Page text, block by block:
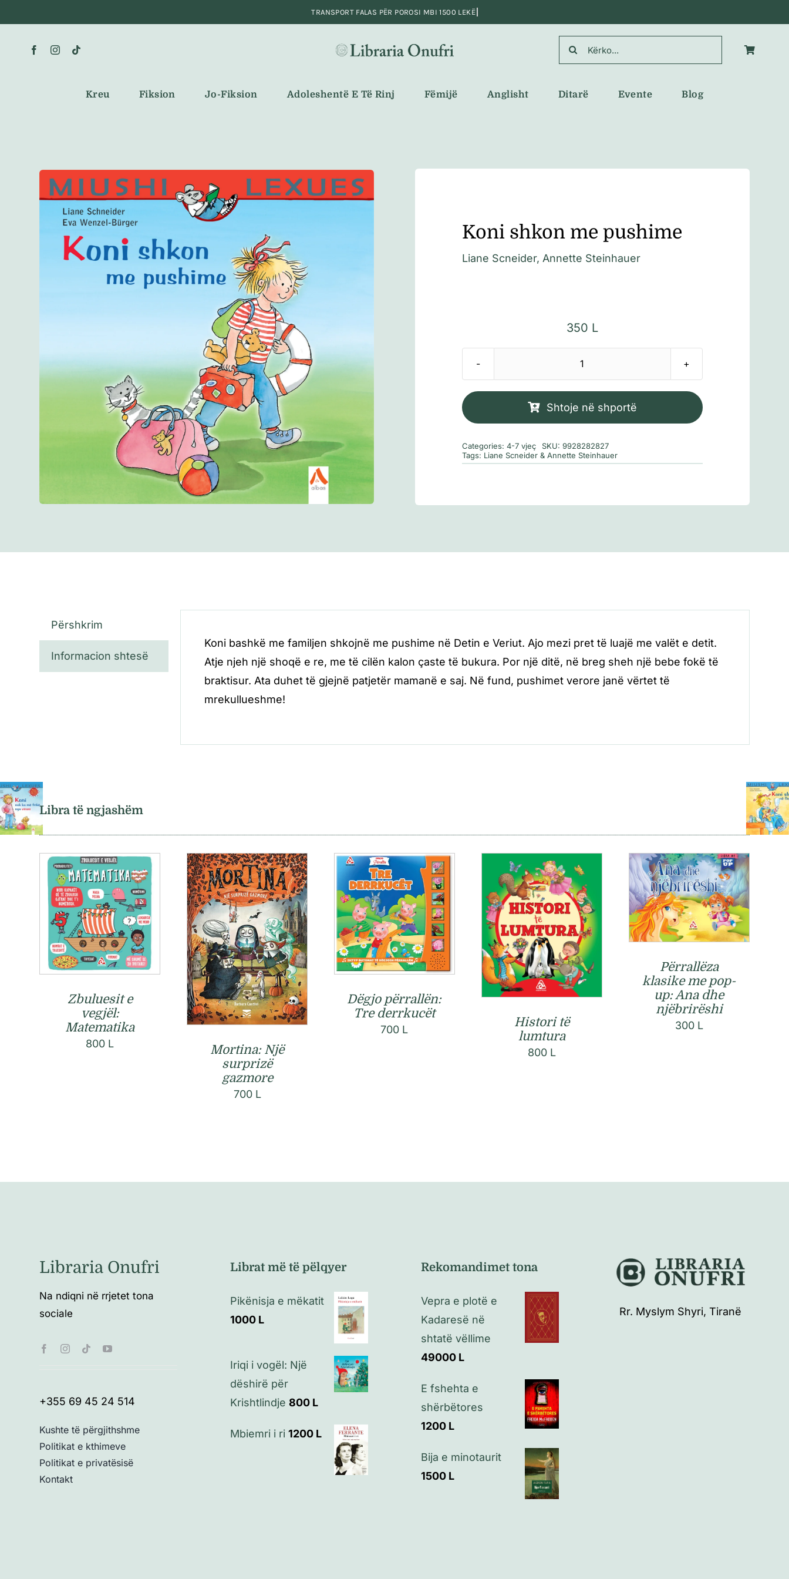
to
content
Search
for:
Kreu Fiksion Jo-Fiksion Adoleshentë E Të Rinj Fëmijë Anglisht Ditarë Evente Blog
Koni shkon me pushime
Liane Scneider, Annette Steinhauer
350 L
Sasi
shkon
Shtoje në shportë
Categories: 4-7 vjeç SKU: 9928282827
Tags: Liane Scneider & Annette Steinhauer
Përshkrim
Informacion shtesë
Koni bashkë me familjen shkojnë me pushime në Detin e Veriut. Ajo mezi pret të luajë me valët e detit.
Atje njeh një shoqë e re, me të cilën kalon çaste të bukura. Por një ditë, në breg sheh një bebe fokë të
braktisur. Ata duhet të gjejnë patjetër mamanë e saj. Në fund, pushimet verore janë vërtet të
mrekullueshme!
Libra të ngjashëm
Zbuluesit e
vegjël:
Matematika
800 L
Mortina: Një
surprizë
gazmore
700 L
Dëgjo përrallën:
Tre derrkucët
700 L
Histori të
lumtura
800 L
Përrallëza
klasike me pop-
up: Ana dhe
njëbrirëshi
300 L
Libraria Onufri
Na ndiqni në rrjetet tona
sociale
+355 69 45 24 514
Kushte të përgjithshme
Politikat e kthimeve
Politikat e privatësisë
Kontakt
Librat më të pëlqyer
Pikënisja e mëkatit
1000 L
Iriqi i vogël: Një
dëshirë për
Krishtlindje 800 L
Mbiemri i ri 1200 L
Rekomandimet tona
Vepra e plotë e
Kadaresë në
shtatë vëllime
49000 L
E fshehta e
shërbëtores
1200 L
Bija e minotaurit
1500 L
Rr. Myslym Shyri, Tiranë